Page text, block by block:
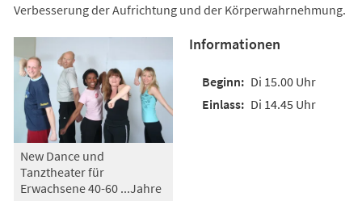
Verbesserung der Aufrichtung und der Körperwahrnehmung.
New Dance und
Tanztheater für
Erwachsene 40-60 ...Jahre
Informationen
Di 15.00 Uhr
Di 14.45 Uhr